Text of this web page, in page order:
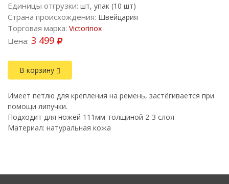
Единицы отгрузки: шт, упак (10 шт)
Страна происхождения: Швейцария
Торговая марка: Victorinox
Цена: 3 499
В корзину
Имеет петлю для крепления на ремень, застёгивается при
помощи липучки.
Подходит для ножей 111мм толщиной 2-3 слоя
Материал: натуральная кожа